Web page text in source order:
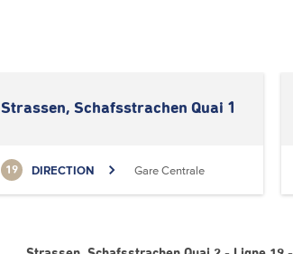
Strassen, Schafsstrachen Quai 1
19 DIRECTION Gare Centrale